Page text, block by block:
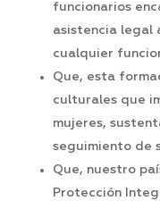
funcionarios
asistencia legal
cualquier
Que, esta
culturales que
mujeres,
seguimiento de
Que, nuestro
Protección